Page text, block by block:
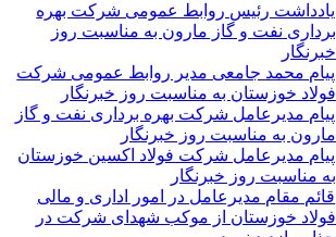
یادداشت رئیس روابط عمومی شرکت بهره
برداری نفت و گاز مارون به مناسبت روز
خبرنگار
پیام محمد جامعی مدیر روابط عمومی شرکت
فولاد خوزستان به مناسبت روز خبرنگار
پیام مدیرعامل شرکت بهره برداری نفت و گاز
مارون به مناسبت روز خبرنگار
پیام مدیرعامل شرکت فولاد اکسین خوزستان
به مناسبت روز خبرنگار
قائم مقام مدیرعامل در امور اداری و مالی
فولاد خوزستان از موکب شهدای شرکت در